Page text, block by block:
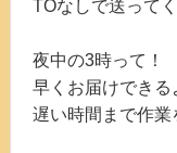
TOなしで送って
夜中の3時って！
早くお届けできる
遅い時間まで作業